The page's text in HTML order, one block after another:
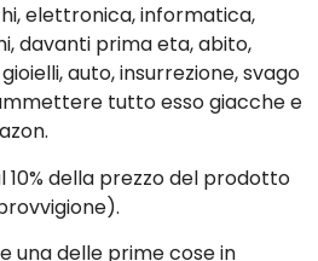
elettronica, informatica,
davanti prima eta, abito,
auto, insurrezione, svago
tutto esso giacche e
della prezzo del prodotto
una delle prime cose in